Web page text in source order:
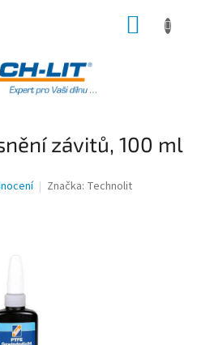
závitů, 100 ml
Značka: Technolit